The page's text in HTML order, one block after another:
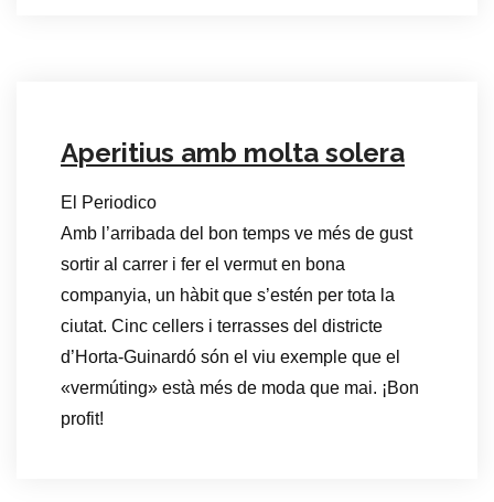
Aperitius amb molta solera
El Periodico
Amb l’arribada del bon temps ve més de gust
sortir al carrer i fer el vermut en bona
companyia, un hàbit que s’estén per tota la
ciutat. Cinc cellers i terrasses del districte
d’Horta-Guinardó són el viu exemple que el
«vermúting» està més de moda que mai. ¡Bon
profit!